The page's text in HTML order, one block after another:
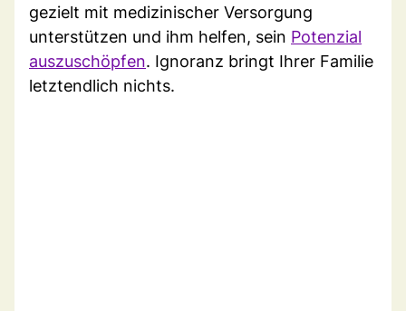
gezielt mit medizinischer Versorgung
unterstützen und ihm helfen, sein Potenzial
auszuschöpfen. Ignoranz bringt Ihrer Familie
letztendlich nichts.